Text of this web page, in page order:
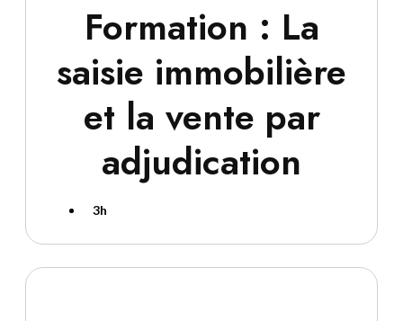
Formation : La
saisie immobilière
et la vente par
adjudication
3h